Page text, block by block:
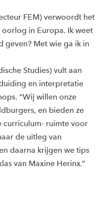
FEM) verwoordt het
in Europa. Ik weet
geven? Met wie ga ik in
Studies) vult aan
en interpretatie
“Wij willen onze
en bieden ze
curriculum- ruimte voor
de uitleg van
daarna krijgen we tips
van Maxine Herinx.”